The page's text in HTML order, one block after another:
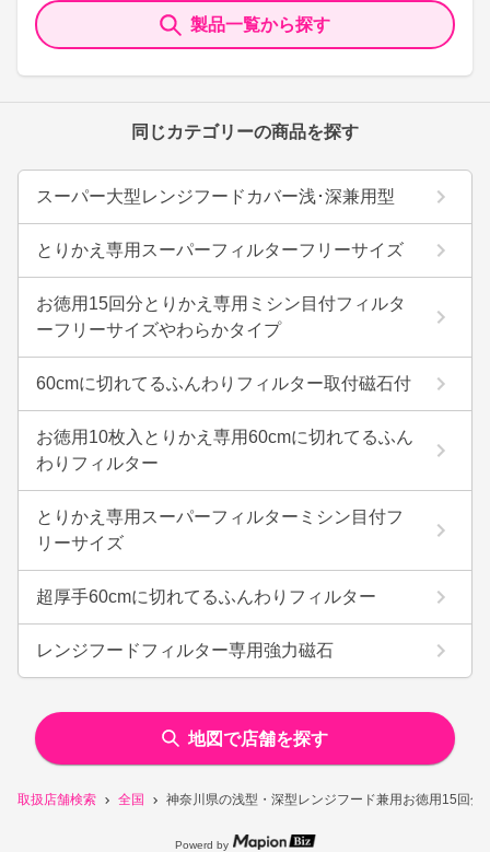
取扱店舗検索 全国 神奈川県の浅型・深型レンジフード兼用お徳用15回
製品一覧から探す
同じカテゴリーの商品を探す
スーパー大型レンジフードカバー浅･深兼用型
とりかえ専用スーパーフィルターフリーサイズ
お徳用15回分とりかえ専用ミシン目付フィルタ
ーフリーサイズやわらかタイプ
60cmに切れてるふんわりフィルター取付磁石付
お徳用10枚入とりかえ専用60cmに切れてるふん
わりフィルター
とりかえ専用スーパーフィルターミシン目付フ
リーサイズ
超厚手60cmに切れてるふんわりフィルター
レンジフードフィルター専用強力磁石
地図で店舗を探す
Powerd by